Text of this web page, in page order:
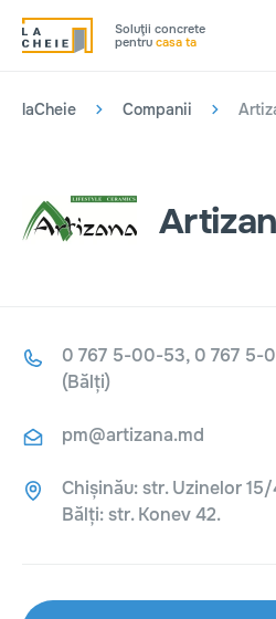
Soluţii concrete
pentru casa ta
laCheie Companii
0 767 5-00-53, 0 767 5-
(Bălți)
pm@artizana.md
Chișinău: str. Uzinelor
Bălți: str. Konev 42.